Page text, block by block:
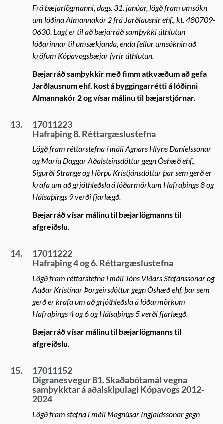
Frá bæjarlögmanni, dags. 31. janúar, lögð fram umsókn
um lóðina Almannakór 2 frá Jarðlausnir ehf., kt. 480709-
0630. Lagt er til að bæjarráð samþykki úthlutun
lóðarinnar til umsækjanda, enda fellur umsóknin að
kröfum Kópavogsbæjar fyrir úthlutun.
Bæjarráð samþykkir með fimm atkvæðum að gefa
Jarðlausnum ehf. kost á byggingarrétti á lóðinni
Almannakór 2 og vísar málinu til bæjarstjórnar.
13.
17011223
Hafraþing 8. Réttargæslustefna
Lögð fram réttarstefna í máli Agnars Hlyns Daníelssonar
og Maríu Daggar Aðalsteinsdóttur gegn Óshæð ehf.,
Sigurði Strange og Hörpu Kristjánsdóttur þar sem gerð er
krafa um að grjóthleðsla á lóðarmörkum Hafraþings 8 og
Hálsaþings 9 verði fjarlægð.
Bæjarráð vísar málinu til bæjarlögmanns til
afgreiðslu.
14.
17011222
Hafraþing 4 og 6. Réttargæslustefna
Lögð fram réttarstefna í máli Jóns Viðars Stefánssonar og
Auðar Kristínar Þorgeirsdóttur gegn Óshæð ehf. þar sem
gerð er krafa um að grjóthleðsla á lóðarmörkum
Hafraþings 4 og 6 og Hálsaþings 5 verði fjarlægð.
Bæjarráð vísar málinu til bæjarlögmanns til
afgreiðslu.
15.
17011152
Digranesvegur 81. Skaðabótamál vegna
samþykktar á aðalskipulagi Kópavogs 2012-
2024
Lögð fram stefna í máli Magnúsar Ingjaldssonar gegn